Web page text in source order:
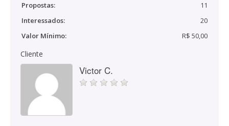
Propostas:
11
Interessados:
20
Valor Mínimo:
R$ 50,00
Cliente
Victor C.